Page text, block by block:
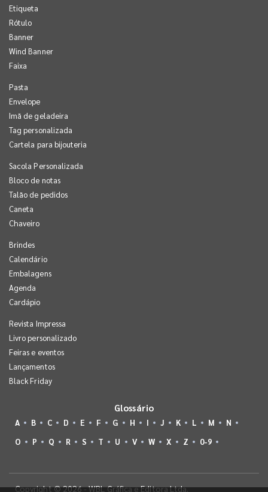
Etiqueta
Rótulo
Banner
Wind Banner
Faixa
Pasta
Envelope
Imã de geladeira
Tag personalizada
Cartela para bijouteria
Sacola Personalizada
Bloco de notas
Talão de pedidos
Caneta
Chaveiro
Brindes
Calendário
Embalagens
Agenda
Cardápio
Revista Impressa
Livro personalizado
Feiras e eventos
Lançamentos
Black Friday
Glossário
A B C D E F G H I J K L M
N
O
P Q R S T U V W X Z 0-9
Copyright © 2026 - WBL Gráfica e Editora Ltda.